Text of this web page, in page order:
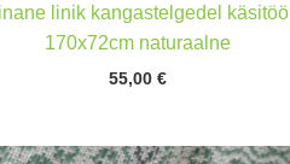
linik kangastelgedel käsitöö
170x72cm naturaalne
55,00€